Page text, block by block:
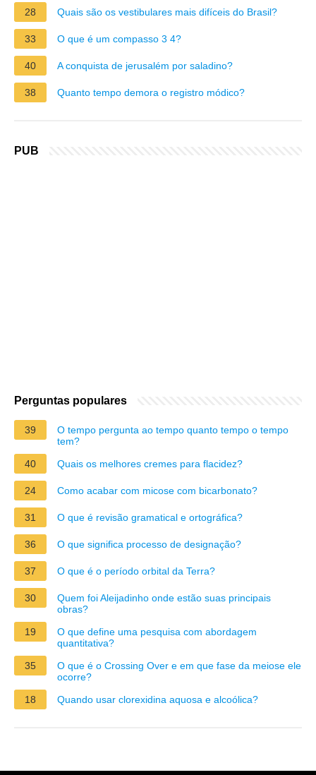
28 Quais são os vestibulares mais difíceis do Brasil?
33 O que é um compasso 3 4?
40 A conquista de jerusalém por saladino?
38 Quanto tempo demora o registro módico?
PUB
Perguntas populares
39
O tempo pergunta ao tempo quanto tempo o tempo
tem?
40
Quais os melhores cremes para flacidez?
24 Como acabar com micose com bicarbonato?
31 O que é revisão gramatical e ortográfica?
36 O que significa processo de designação?
37 O que é o período orbital da Terra?
30
Quem foi Aleijadinho onde estão suas principais
obras?
19
O que define uma pesquisa com abordagem
quantitativa?
35
O que é o Crossing Over e em que fase da meiose ele
ocorre?
18
Quando usar clorexidina aquosa e alcoólica?